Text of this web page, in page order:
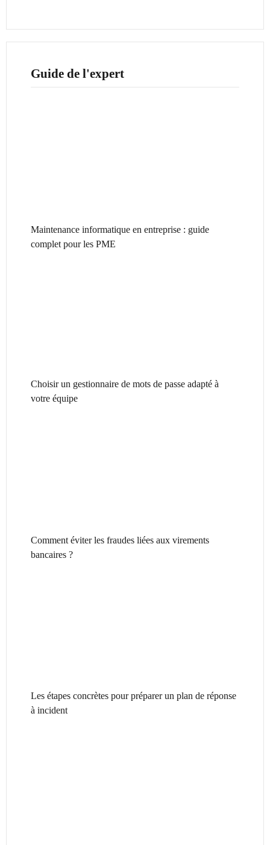
Guide de l'expert
Maintenance informatique en entreprise : guide
complet pour les PME
Choisir un gestionnaire de mots de passe adapté à
votre équipe
Comment éviter les fraudes liées aux virements
bancaires ?
Les étapes concrètes pour préparer un plan de réponse
à incident